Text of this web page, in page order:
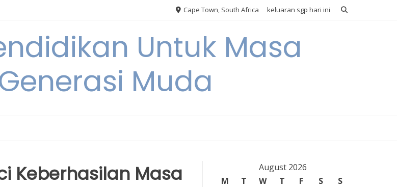
Cape Town, South Africa keluaran sgp hari ini
Untuk Masa
Muda
Keberhasilan Masa
August 2026
M
T W T F S
S